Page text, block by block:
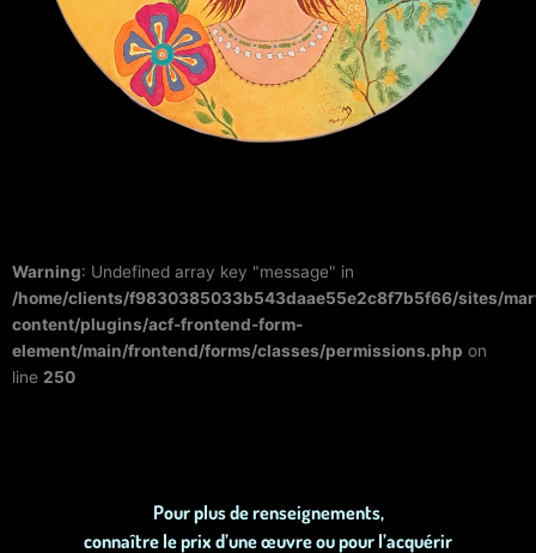
Warning: Undefined array key "message" in
/home/clients/f9830385033b543daae55e2c8f7b5f66/sites/
content/plugins/acf-frontend-form-
element/main/frontend/forms/classes/permissions.php on
line 250
Pour plus de renseignements,
connaître le prix d’une œuvre ou pour l’acquérir